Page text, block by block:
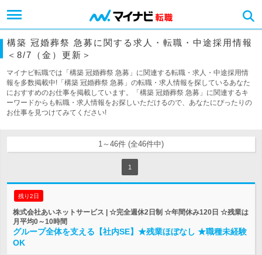
構築 冠婚葬祭 急募に関する求人・転職・中途採用情報
＜8/7（金）更新＞
マイナビ転職では「構築 冠婚葬祭 急募」に関連する転職・求人・中途採用情
報を多数掲載中!「構築 冠婚葬祭 急募」の転職・求人情報を探しているあなた
におすすめのお仕事を掲載しています。「構築 冠婚葬祭 急募」に関連するキ
ーワードからも転職・求人情報をお探しいただけるので、あなたにぴったりの
お仕事を見つけてみてください!
1～46件 (全46件中)
1
残り2日
株式会社あいネットサービス | ☆完全週休2日制 ☆年間休み120日 ☆残業は
月平均0～10時間
グループ全体を支える【社内SE】★残業ほぼなし ★職種未経験
OK